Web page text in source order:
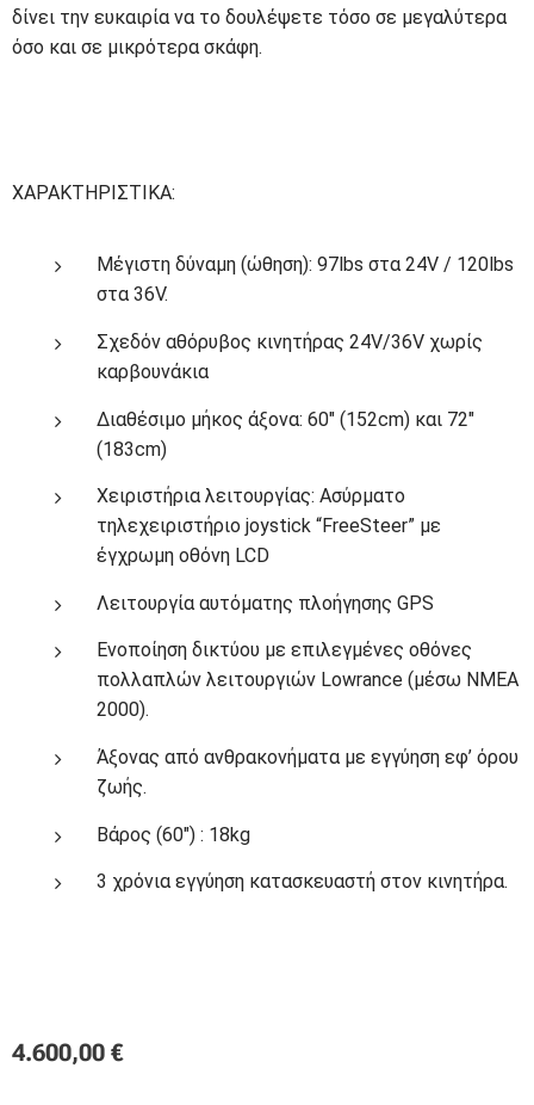
δίνει την ευκαιρία να το δουλέψετε τόσο σε μεγαλύτερα
όσο και σε μικρότερα σκάφη.
ΧΑΡΑΚΤΗΡΙΣΤΙΚΑ:
Μέγιστη δύναμη (ώθηση): 97lbs στα 24V / 120lbs
στα 36V.
Σχεδόν αθόρυβος κινητήρας 24V/36V χωρίς
καρβουνάκια
Διαθέσιμο μήκος άξονα: 60″ (152cm) και 72″
(183cm)
Χειριστήρια λειτουργίας: Ασύρματο
τηλεχειριστήριο joystick “FreeSteer” με
έγχρωμη οθόνη LCD
Λειτουργία αυτόματης πλοήγησης GPS
Ενοποίηση δικτύου με επιλεγμένες οθόνες
πολλαπλών λειτουργιών Lowrance (μέσω NMEA
2000).
Άξονας από ανθρακονήματα με εγγύηση εφ’ όρου
ζωής.
Βάρος (60″) : 18kg
3 χρόνια εγγύηση κατασκευαστή στον κινητήρα.
4.600,00 €